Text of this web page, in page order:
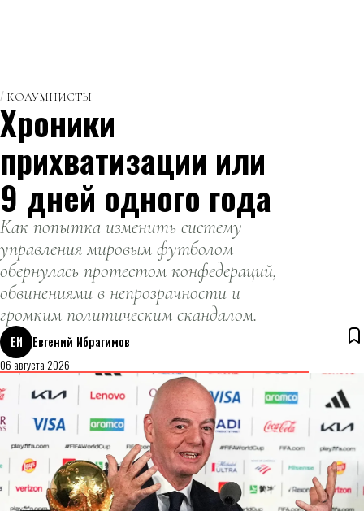
КОЛУМНИСТЫ
Хроники
прихватизации или
9 дней одного года
Как попытка изменить систему
управления мировым футболом
обернулась протестом конфедераций,
обвинениями в непрозрачности и
громким политическим скандалом.
ЕИ
Евгений Ибрагимов
06 августа 2026